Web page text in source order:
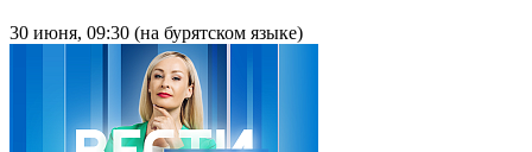
30 июня, 09:30 (на бурятском языке)